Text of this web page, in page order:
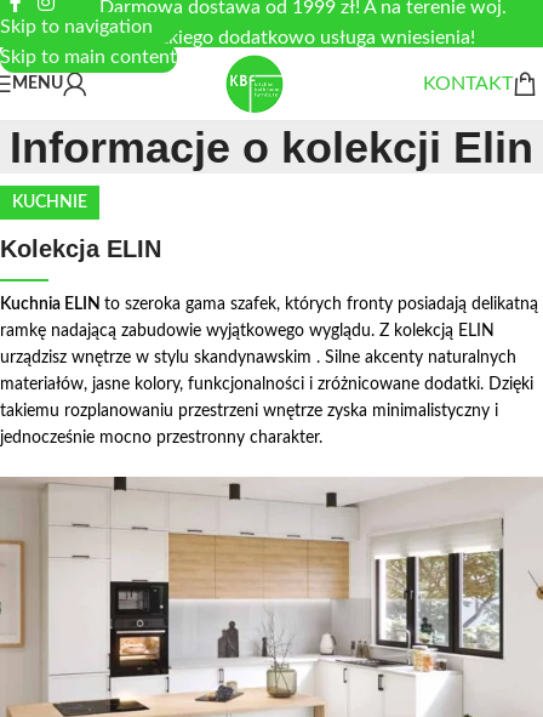
Skip to navigation
Skip to main content
Darmowa dostawa od 1999 zł! A na terenie woj.
łódzkiego dodatkowo usługa wniesienia!
MENU KONTAKT
Informacje o kolekcji Elin
KUCHNIE
Kolekcja ELIN
Kuchnia ELIN to szeroka gama szafek, których fronty posiadają delikatną
ramkę nadającą zabudowie wyjątkowego wyglądu. Z kolekcją ELIN
urządzisz wnętrze w stylu skandynawskim . Silne akcenty naturalnych
materiałów, jasne kolory, funkcjonalności i zróżnicowane dodatki. Dzięki
takiemu rozplanowaniu przestrzeni wnętrze zyska minimalistyczny i
jednocześnie mocno przestronny charakter.